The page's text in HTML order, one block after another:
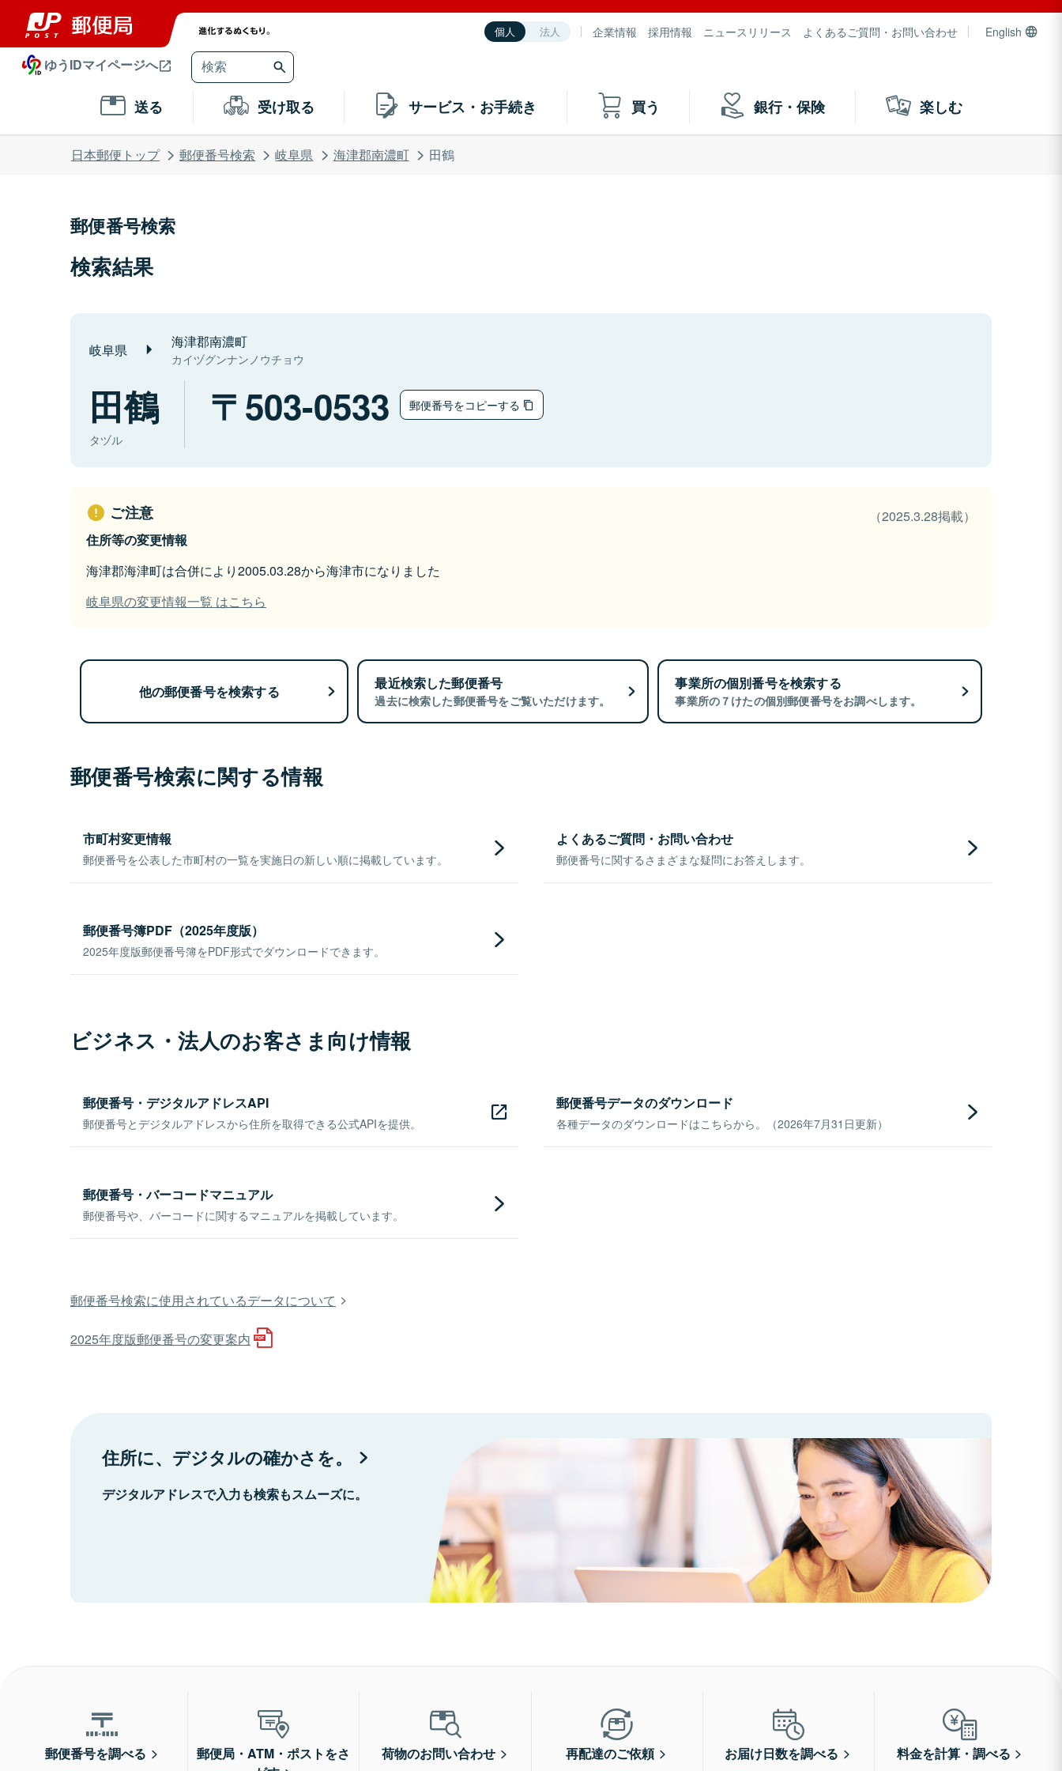
個人 法人 企業情報 採用情報 ニュースリリース よくあるご質問・お問い合わせ English
ゆうIDマイページへ
送る 受け取る サービス・お手続き 買う 銀行・保険 楽しむ
日本郵便トップ 郵便番号検索 岐阜県 海津郡南濃町 田鶴
郵便番号検索
検索結果
岐阜県 海津郡南濃町
カイヅグンナンノウチョウ
田鶴
タヅル
503-0533 郵便番号をコピーする
ご注意
（2025.3.28掲載）
住所等の変更情報
海津郡海津町は合併により2005.03.28から海津市になりました
岐阜県の変更情報一覧 はこちら
他の郵便番号を検索する 最近検索した郵便番号
過去に検索した郵便番号をご覧いただけます。
事業所の個別番号を検索する
事業所の７けたの個別郵便番号をお調べします。
郵便番号検索に関する情報
市町村変更情報
郵便番号を公表した市町村の一覧を実施日の新しい順に掲載しています。
よくあるご質問・お問い合わせ
郵便番号に関するさまざまな疑問にお答えします。
郵便番号簿PDF（2025年度版）
2025年度版郵便番号簿をPDF形式でダウンロードできます。
ビジネス・法人のお客さま向け情報
郵便番号・デジタルアドレスAPI
郵便番号とデジタルアドレスから住所を取得できる公式APIを提供。
郵便番号データのダウンロード
各種データのダウンロードはこちらから。（2026年7月31日更新）
郵便番号・バーコードマニュアル
郵便番号や、バーコードに関するマニュアルを掲載しています。
郵便番号検索に使用されているデータについて
2025年度版郵便番号の変更案内
住所に、デジタルの確かさを。
デジタルアドレスで入力も検索もスムーズに。
郵便番号を調べる
郵便局・ATM・ポストをさ
荷物のお問い合わせ 再配達のご依頼 お届け日数を調べる 料金を計算・調べる